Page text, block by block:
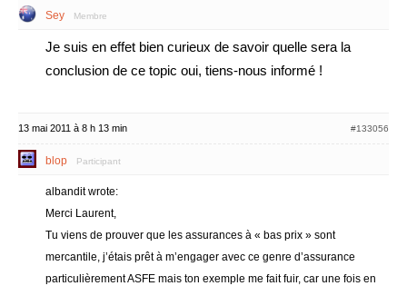
Sey Membre
Je suis en effet bien curieux de savoir quelle sera la
conclusion de ce topic oui, tiens-nous informé !
13 mai 2011 à 8 h 13 min #133056
blop Participant
albandit wrote:
Merci Laurent,
Tu viens de prouver que les assurances à « bas prix » sont
mercantile, j’étais prêt à m’engager avec ce genre d’assurance
particulièrement ASFE mais ton exemple me fait fuir, car une fois en